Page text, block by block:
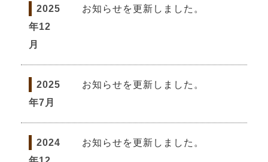
2025
年12
月
お知らせを更新しました。
2025
年7月
お知らせを更新しました。
2024
お知らせを更新しました。